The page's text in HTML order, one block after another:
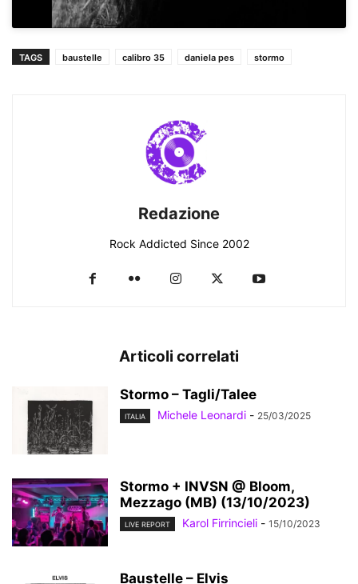
TAGS baustelle calibro 35 daniela pes stormo
Redazione
Rock Addicted Since 2002
Articoli correlati
Stormo – Tagli/Talee
ITALIA Michele Leonardi - 25/03/2025
Stormo + INVSN @ Bloom,
Mezzago (MB) (13/10/2023)
LIVE REPORT Karol Firrincieli - 15/10/2023
Baustelle – Elvis